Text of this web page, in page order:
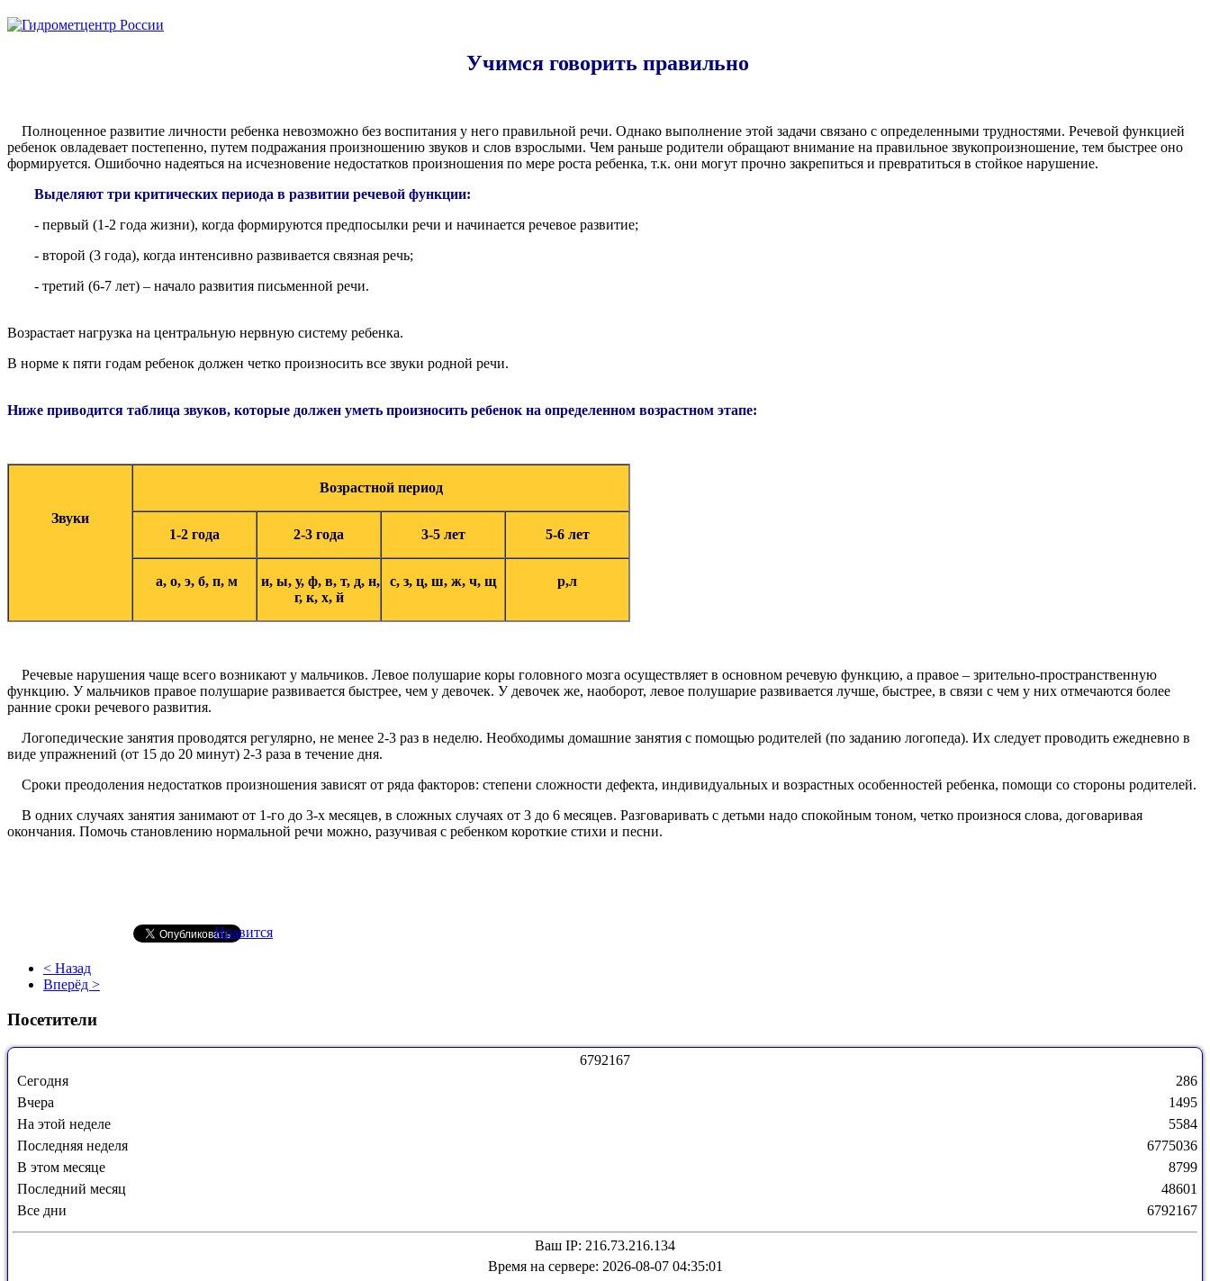
Учимся говорить правильно
Полноценное развитие личности ребенка невозможно без воспитания у него правильной речи. Однако выполнение этой задачи связано с определенными трудностями. Речевой функцией
ребенок овладевает постепенно, путем подражания произношению звуков и слов взрослыми. Чем раньше родители обращают внимание на правильное звукопроизношение, тем быстрее оно
формируется. Ошибочно надеяться на исчезновение недостатков произношения по мере роста ребенка, т.к. они могут прочно закрепиться и превратиться в стойкое нарушение.
Выделяют три критических периода в развитии речевой функции:
- первый (1-2 года жизни), когда формируются предпосылки речи и начинается речевое развитие;
- второй (3 года), когда интенсивно развивается связная речь;
- третий (6-7 лет) – начало развития письменной речи.
Возрастает нагрузка на центральную нервную систему ребенка.
В норме к пяти годам ребенок должен четко произносить все звуки родной речи.
Ниже приводится таблица звуков, которые должен уметь произносить ребенок на определенном возрастном этапе:
Звуки
Возрастной период
1-2 года 2-3 года 3-5 лет 5-6 лет
а, о, э, б, п, м
и, ы, у, ф, в, т, д, н,
г, к, х, й
с, з, ц, ш, ж, ч, щ р,л
Речевые нарушения чаще всего возникают у мальчиков. Левое полушарие коры головного мозга осуществляет в основном речевую функцию, а правое – зрительно-пространственную
функцию. У мальчиков правое полушарие развивается быстрее, чем у девочек. У девочек же, наоборот, левое полушарие развивается лучше, быстрее, в связи с чем у них отмечаются более
ранние сроки речевого развития.
Логопедические занятия проводятся регулярно, не менее 2-3 раз в неделю. Необходимы домашние занятия с помощью родителей (по заданию логопеда). Их следует проводить ежедневно в
виде упражнений (от 15 до 20 минут) 2-3 раза в течение дня.
Сроки преодоления недостатков произношения зависят от ряда факторов: степени сложности дефекта, индивидуальных и возрастных особенностей ребенка, помощи со стороны родителей.
В одних случаях занятия занимают от 1-го до 3-х месяцев, в сложных случаях от 3 до 6 месяцев. Разговаривать с детьми надо спокойным тоном, четко произнося слова, договаривая
окончания. Помочь становлению нормальной речи можно, разучивая с ребенком короткие стихи и песни.
Нравится
< Назад
Вперёд >
Посетители
6792167
Сегодня
Вчера
На этой неделе
Последняя неделя
В этом месяце
Последний месяц
Все дни
286
1495
5584
6775036
8799
48601
6792167
Ваш IP: 216.73.216.134
Время на сервере: 2026-08-07 04:35:01